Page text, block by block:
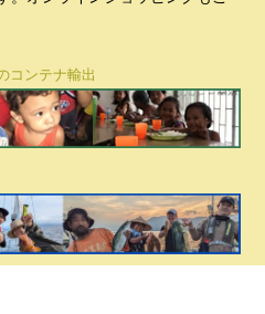
コンテナ輸出